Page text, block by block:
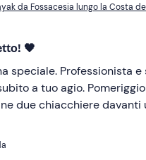
da Fossacesia lungo la Costa
🖤
speciale. Professionista
a tuo agio. Pomeriggio
due chiacchiere davanti